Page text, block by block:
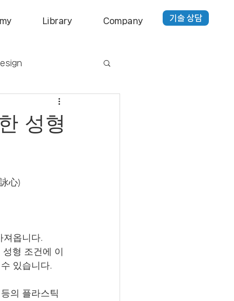
Library Company 기술 상담
Optic
성형
心)
져옵니다.
형 조건에 이
있습니다.
의 플라스틱